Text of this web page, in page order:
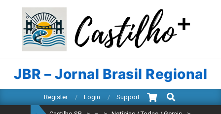
content
CASTILHO
SP
JBR – Jornal Brasil Regional
Navigation
Register Login Support
Search